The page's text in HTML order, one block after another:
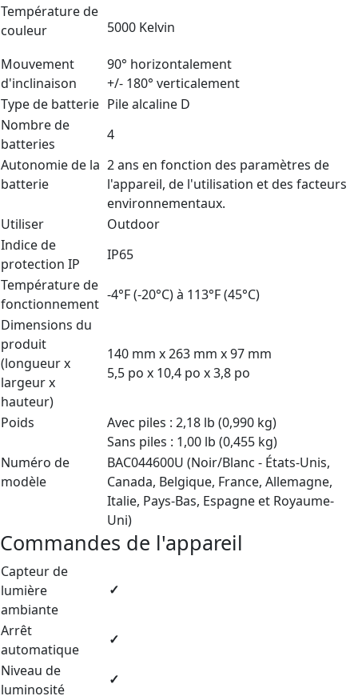
Température de
couleur
5000 Kelvin
Mouvement
d'inclinaison
90° horizontalement
+/- 180° verticalement
Type de batterie Pile alcaline D
Nombre de
batteries
4
Autonomie de la
batterie
2 ans en fonction des paramètres de
l'appareil, de l'utilisation et des facteurs
environnementaux.
Utiliser
Outdoor
Indice de
protection IP
IP65
Température de
fonctionnement
-4°F (-20°C) à 113°F (45°C)
Dimensions du
produit
(longueur x
largeur x
hauteur)
140 mm x 263 mm x 97 mm
5,5 po x 10,4 po x 3,8 po
Poids
Avec piles : 2,18 lb (0,990 kg)
Sans piles : 1,00 lb (0,455 kg)
Numéro de
modèle
BAC044600U (Noir/Blanc - États-Unis,
Canada, Belgique, France, Allemagne,
Italie, Pays-Bas, Espagne et Royaume-
Uni)
Commandes de l'appareil
Capteur de
lumière
ambiante
✓
Arrêt
automatique
✓
Niveau de
luminosité
✓